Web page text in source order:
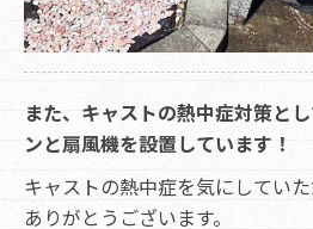
また、キャストの熱中症対策と
ンと扇風機を設置しています！
キャストの熱中症を気にしてい
ありがとうございます。